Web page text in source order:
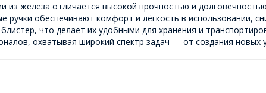
из железа отличается высокой прочностью и
обеспечивают комфорт и лёгкость в использовании,
что делает их удобными для хранения и
охватывая широкий спектр задач — от создания новых